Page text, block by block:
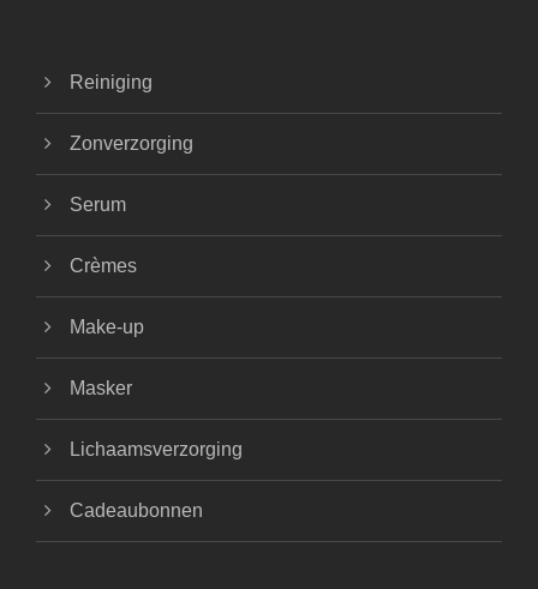
Reiniging
Zonverzorging
Serum
Crèmes
Make-up
Masker
Lichaamsverzorging
Cadeaubonnen